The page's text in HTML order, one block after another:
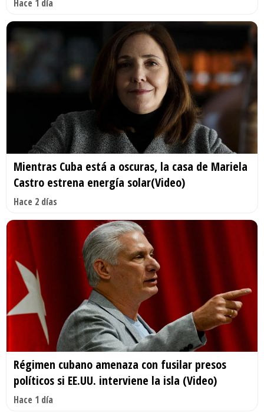
Hace 1 día
Mientras Cuba está a oscuras, la casa de Mariela
Castro estrena energía solar(Video)
Hace 2 días
Régimen cubano amenaza con fusilar presos
políticos si EE.UU. interviene la isla (Video)
Hace 1 día